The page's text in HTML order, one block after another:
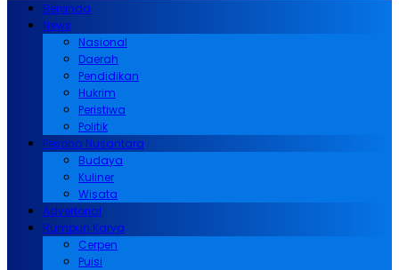
Beranda
News
Nasional
Daerah
Pendidikan
Hukrim
Peristiwa
Politik
Pesona Nusantara
Budaya
Kuliner
Wisata
Advertorial
Rumpun Karya
Cerpen
Puisi